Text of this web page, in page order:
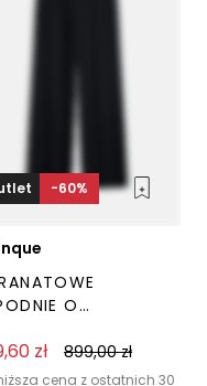
-60%
O
zł 899,00zł
cena z ostatnich 30